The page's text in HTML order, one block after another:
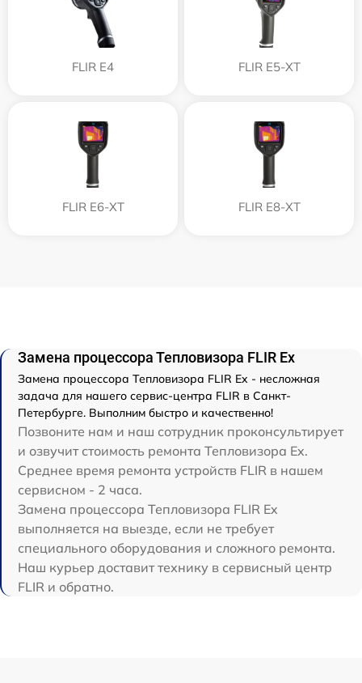
FLIR E4 FLIR E5-XT
FLIR E6-XT FLIR E8-XT
Замена процессора Тепловизора FLIR Ex
Замена процессора Тепловизора FLIR Ex - несложная
задача для нашего сервис-центра FLIR в Санкт-
Петербурге. Выполним быстро и качественно!
Позвоните нам и наш сотрудник проконсультирует
и озвучит стоимость ремонта Тепловизора Ex.
Среднее время ремонта устройств FLIR в нашем
сервисном - 2 часа.
Замена процессора Тепловизора FLIR Ex
выполняется на выезде, если не требует
специального оборудования и сложного ремонта.
Наш курьер доставит технику в сервисный центр
FLIR и обратно.